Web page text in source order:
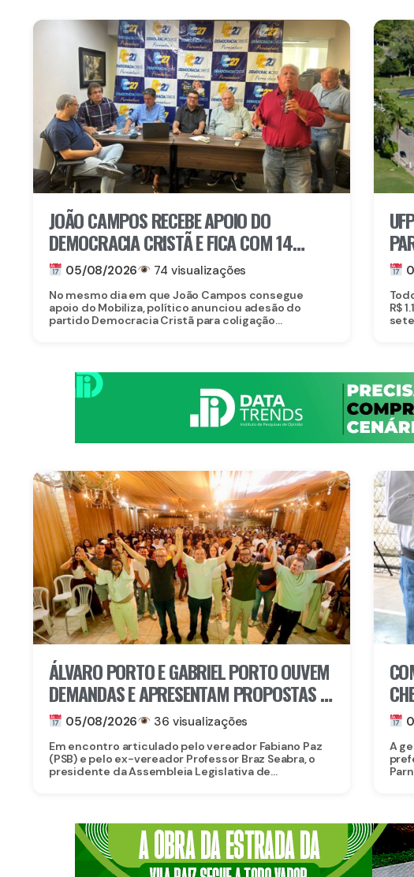
JOÃO CAMPOS RECEBE APOIO DO
DEMOCRACIA CRISTÃ E FICA COM 14
PARTIDOS EM COLIGAÇÃO CONTRA
RAQUEL
05/08/2026 74 visualizações
No mesmo dia em que João Campos consegue
apoio do Mobiliza, político anunciou adesão do
partido Democracia Cristã para coligação...
R$
ÁLVARO PORTO E GABRIEL PORTO OUVEM
DEMANDAS E APRESENTAM PROPOSTAS E
PROJETOS A LIDERANÇAS DE PAULISTA
05/08/2026 36 visualizações
Em encontro articulado pelo vereador Fabiano Paz
(PSB) e pelo ex-vereador Professor Braz Seabra, o
presidente da Assembleia Legislativa de...
4ª
A